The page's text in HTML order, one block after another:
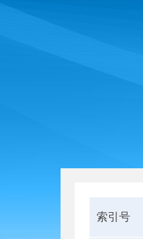
索引号